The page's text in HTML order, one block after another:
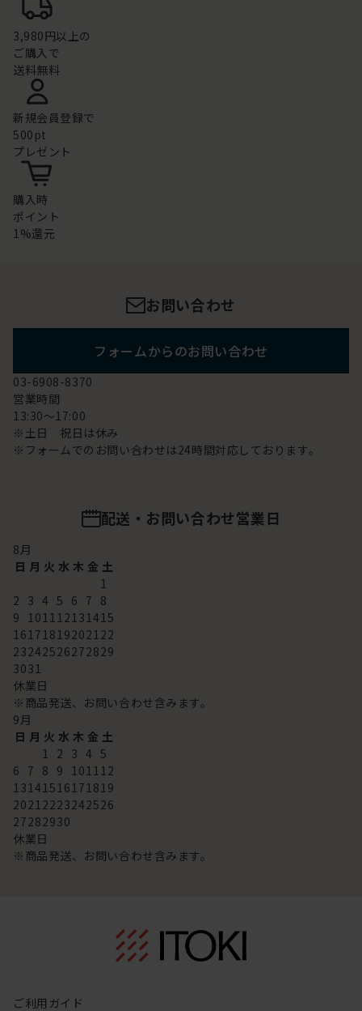
3,980円以上の
ご購入で
送料無料
新規会員登録で
500pt
プレゼント
購入時
ポイント
1%還元
お問い合わせ
フォームからのお問い合わせ
03-6908-8370
営業時間
13:30～17:00
※土日 祝日は休み
※フォームでのお問い合わせは24時間対応しております。
配送・お問い合わせ営業日
8月
日 月 火 水 木 金 土
1
2 3 4 5 6 7 8
9 101112131415
16171819202122
23242526272829
3031
休業日
※商品発送、お問い合わせ含みます。
9月
日 月 火 水 木 金 土
1 2 3 4 5
6 7 8 9 101112
13141516171819
20212223242526
27282930
休業日
※商品発送、お問い合わせ含みます。
ご利用ガイド